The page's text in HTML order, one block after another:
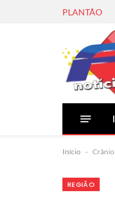
PLANTÃO
Início -
REGIÃO